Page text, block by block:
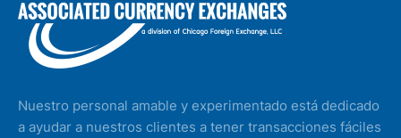
Nuestro personal amable y experimentado está dedicado
a ayudar a nuestros clientes a tener transacciones fáciles